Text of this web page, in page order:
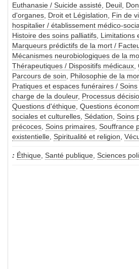
Euthanasie / Suicide assisté, Deuil ,
d'organes, Droit et Législation, Fin de
hospitalier / établissement médico-
Histoire des soins palliatifs, Limitations
Marqueurs prédictifs de la mort /
Mécanismes neurobiologiques de la
Thérapeutiques / Dispositifs médicaux,
Parcours de soin, Philosophie de la
Pratiques et espaces funéraires /
charge de la douleur, Processus
Questions d'éthique, Questions
sociales et culturelles, Sédation, Soins
précoces, Soins primaires, Souffrance
existentielle, Spiritualité et religion,
Éthique, Santé publique, Sciences